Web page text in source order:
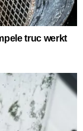
truc werkt